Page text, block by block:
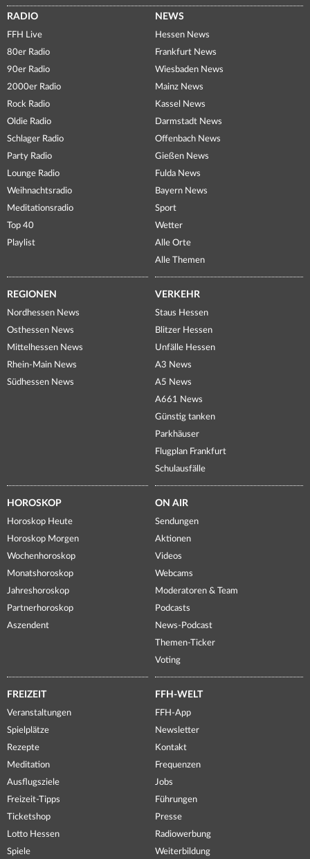
RADIO
FFH Live
80er Radio
90er Radio
2000er Radio
Rock Radio
Oldie Radio
Schlager Radio
Party Radio
Lounge Radio
Weihnachtsradio
Meditationsradio
Top 40
Playlist
NEWS
Hessen News
Frankfurt News
Wiesbaden News
Mainz News
Kassel News
Darmstadt News
Offenbach News
Gießen News
Fulda News
Bayern News
Sport
Wetter
Alle Orte
Alle Themen
REGIONEN
Nordhessen News
Osthessen News
Mittelhessen News
Rhein-Main News
Südhessen News
VERKEHR
Staus Hessen
Blitzer Hessen
Unfälle Hessen
A3 News
A5 News
A661 News
Günstig tanken
Parkhäuser
Flugplan Frankfurt
Schulausfälle
HOROSKOP
Horoskop Heute
Horoskop Morgen
Wochenhoroskop
Monatshoroskop
Jahreshoroskop
Partnerhoroskop
Aszendent
ON AIR
Sendungen
Aktionen
Videos
Webcams
Moderatoren & Team
Podcasts
News-Podcast
Themen-Ticker
Voting
FREIZEIT
Veranstaltungen
Spielplätze
Rezepte
Meditation
Ausflugsziele
Freizeit-Tipps
Ticketshop
Lotto Hessen
Spiele
FFH-WELT
FFH-App
Newsletter
Kontakt
Frequenzen
Jobs
Führungen
Presse
Radiowerbung
Weiterbildung